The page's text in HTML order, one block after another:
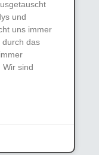
und
uns immer
durch das
Wir sind